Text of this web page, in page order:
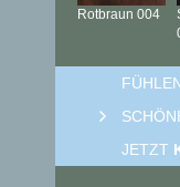
Rotbraun 004
JETZT